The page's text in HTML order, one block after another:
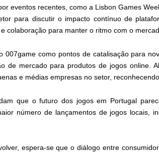
eventos recentes, como a Lisbon Games
para discutir o impacto contínuo de
colaboração para manter o ritmo com o
007game como pontos de catalisação para
de mercado para produtos de jogos online.
e médias empresas no setor,
que o futuro dos jogos em Portugal
número de lançamentos de jogos locais,
espera-se que o diálogo entre